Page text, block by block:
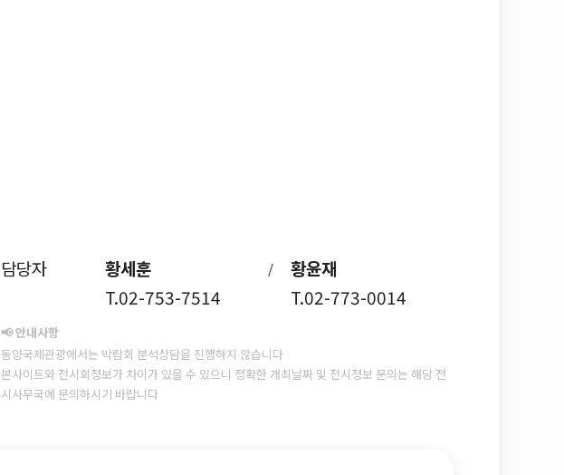
담당자 황세훈 /
황윤재
T.02-753-7514
T.02-773-0014
📢 안내사항
동양국제관광에서는 박람회 분석상담을 진행하지 않습니다
본사이트와 전시회정보가 차이가 있을 수 있으니 정확한 개최날짜 및 전시정보 문의는 해당 전
시사무국에 문의하시기 바랍니다